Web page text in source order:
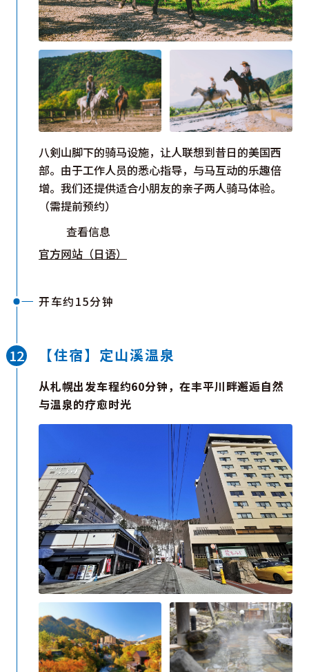
八剣山脚下的骑马设施，让人联想到昔日的美国西
部。由于工作人员的悉心指导，与马互动的乐趣倍
增。我们还提供适合小朋友的亲子两人骑马体验。
（需提前预约）
查看信息
官方网站（日语）
开车约15分钟
【住宿】定山溪温泉
从札幌出发车程约60分钟，在丰平川畔邂逅自然
与温泉的疗愈时光